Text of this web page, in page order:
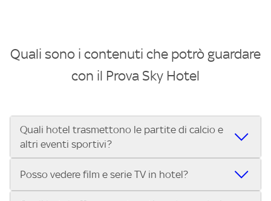
Quali sono i contenuti che potrò guardare
con il Prova Sky Hotel
Quali hotel trasmettono le partite di calcio e
altri eventi sportivi?
Se cerchi un hotel dove poter vedere le partite di Serie A,
Posso vedere film e serie TV in hotel?